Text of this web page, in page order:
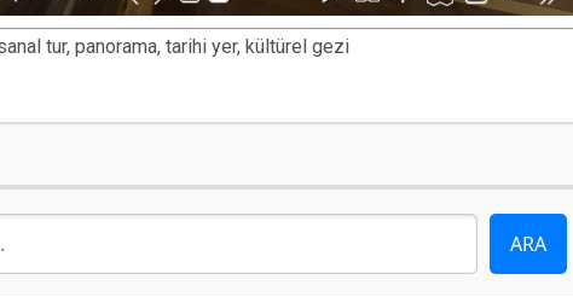
tur, panorama, tarihi yer, kültürel gezi